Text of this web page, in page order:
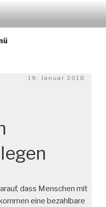
Veröffentlicht
19. Januar 2018
dass Menschen mit
eine bezahlbare